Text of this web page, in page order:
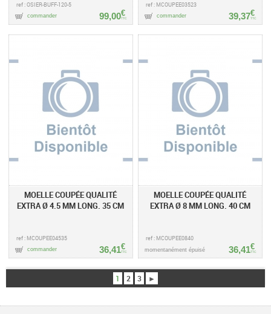
ref : OSIER-BUFF-120-5
99,00€
TTC
commander
ref : MCOUPEE03523
39,37€
TTC
commander
MOELLE COUPÉE QUALITÉ
EXTRA Ø 4.5 MM LONG. 35 CM
ref : MCOUPEE04535
36,41€
TTC
commander
MOELLE COUPÉE QUALITÉ
EXTRA Ø 8 MM LONG. 40 CM
ref : MCOUPEE0840
36,41€
TTC
momentanément épuisé
1 2 3 ►